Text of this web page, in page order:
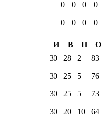
0 0 0 0
0 0 0
0
И В П
О
30 28 2 83
30 25 5 76
30 25 5 73
30 20 10 64